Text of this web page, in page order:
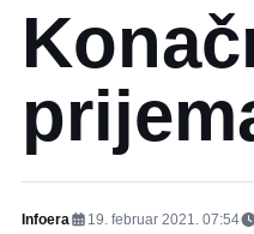
Infoera 19. februar 2021. 07:54